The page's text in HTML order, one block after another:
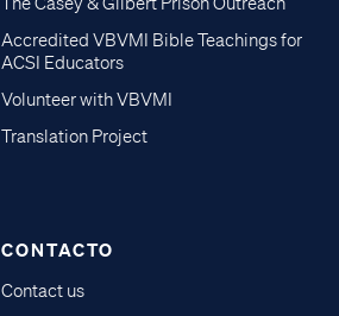
Accredited VBVMI Bible Teachings for
ACSI Educators
Volunteer with VBVMI
Translation Project
CONTACTO
Contact us